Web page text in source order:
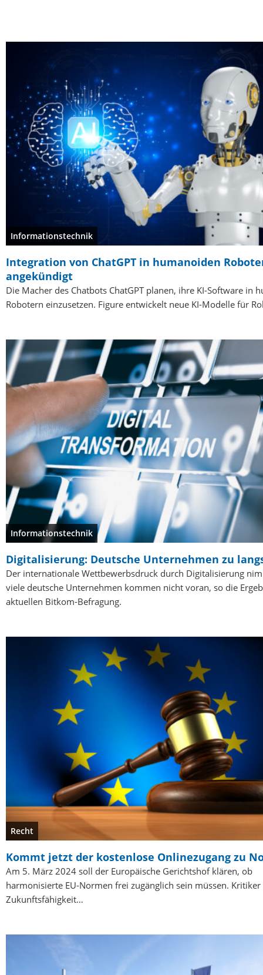
Informationstechnik
Integration von ChatGPT in humanoiden
angekündigt
Die Macher des Chatbots ChatGPT planen, ihre KI-Software in
Robotern einzusetzen. Figure entwickelt neue KI-Modelle für
Informationstechnik
Digitalisierung: Deutsche Unternehmen zu
Der internationale Wettbewerbsdruck durch Digitalisierung
viele deutsche Unternehmen kommen nicht voran, so die
aktuellen Bitkom-Befragung.
Recht
Kommt jetzt der kostenlose Onlinezugang zu
Am 5. März 2024 soll der Europäische Gerichtshof klären, ob
harmonisierte EU-Normen frei zugänglich sein müssen. Kritiker
Zukunftsfähigkeit…